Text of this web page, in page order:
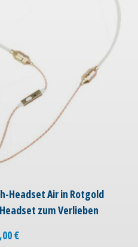
Headset Air in Rotgold
zum Verlieben
€